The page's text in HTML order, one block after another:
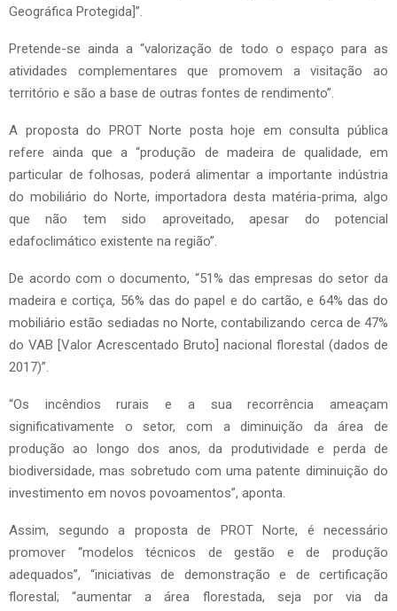
Geográfica Protegida]”.
Pretende-se ainda a “valorização de todo o espaço para as
atividades complementares que promovem a visitação ao
território e são a base de outras fontes de rendimento”.
A proposta do PROT Norte posta hoje em consulta pública
refere ainda que a “produção de madeira de qualidade, em
particular de folhosas, poderá alimentar a importante indústria
do mobiliário do Norte, importadora desta matéria-prima, algo
que não tem sido aproveitado, apesar do potencial
edafoclimático existente na região”.
De acordo com o documento, “51% das empresas do setor da
madeira e cortiça, 56% das do papel e do cartão, e 64% das do
mobiliário estão sediadas no Norte, contabilizando cerca de 47%
do VAB [Valor Acrescentado Bruto] nacional florestal (dados de
2017)”.
“Os incêndios rurais e a sua recorrência ameaçam
significativamente o setor, com a diminuição da área de
produção ao longo dos anos, da produtividade e perda de
biodiversidade, mas sobretudo com uma patente diminuição do
investimento em novos povoamentos”, aponta.
Assim, segundo a proposta de PROT Norte, é necessário
promover “modelos técnicos de gestão e de produção
adequados”, “iniciativas de demonstração e de certificação
florestal; “aumentar a área florestada, seja por via da